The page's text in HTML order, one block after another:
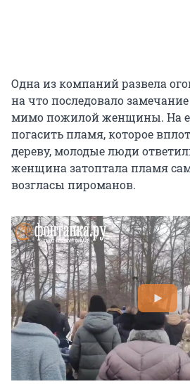
Одна из компаний развела
на что последовало
мимо пожилой женщины. На
погасить пламя, которое
дереву, молодые люди
женщина затоптала пламя
возгласы пироманов.